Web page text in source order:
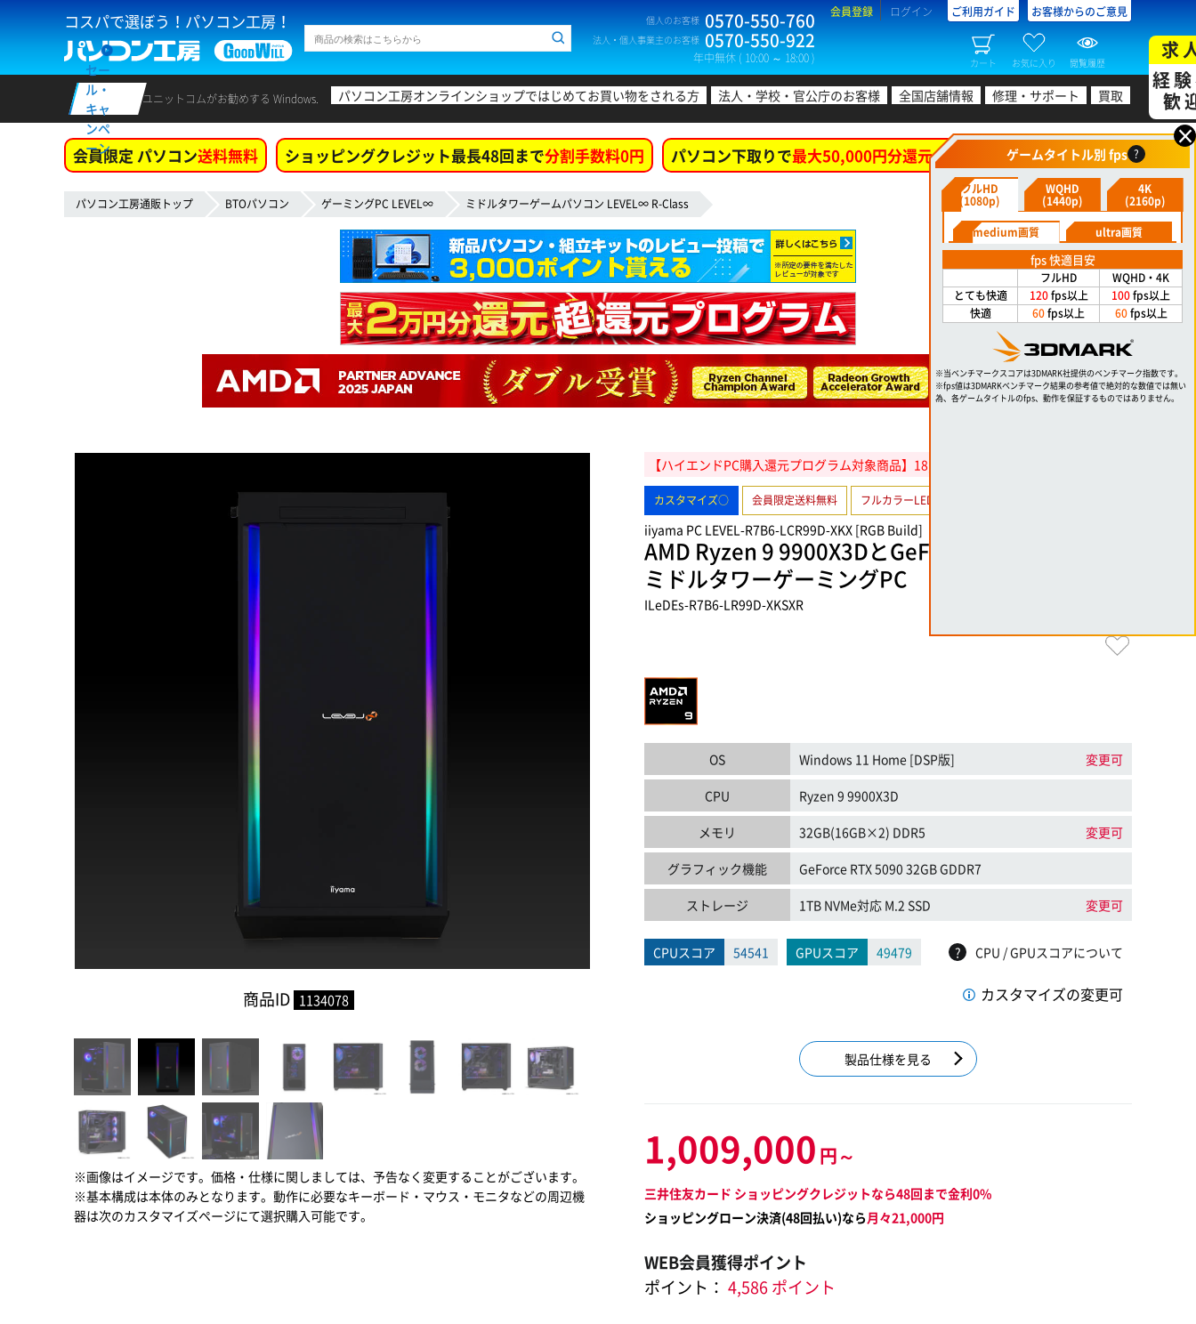
コスパで選ぼう！パソコン工房！ 個人のお客様 0570-550-760
法人・個人事業主のお客様 0570-550-922
年中無休 ( 10:00 ～ 18:00 )
会員登録 ログイン ご利用ガイド お客様からのご意見
カート お気に入り 閲覧履歴
セー
ル・
キャ
ンペ
ーン
ユニットコムがお勧めする Windows. パソコン工房オンラインショップではじめてお買い物をされる方 法人・学校・官公庁のお客様 全国店舗情報 修理・サポート 買取
求
経
歓
会員限定 パソコン送料無料 ショッピングクレジット最長48回まで分割手数料0円 パソコン下取りで最大50,000円分還元！
パソコン工房通販トップ BTOパソコン ゲーミングPC LEVEL∞ ミドルタワーゲームパソコン LEVEL∞ R-Class
商品ID 1134078
※画像はイメージです。価格・仕様に関しましては、予告なく変更することがございます。
※基本構成は本体のみとなります。動作に必要なキーボード・マウス・モニタなどの周辺機
器は次のカスタマイズページにて選択購入可能です。
【ハイエンドPC購入還元プログラム対象商品】18,000円分相当還元
カスタマイズ○ 会員限定送料無料 フルカラーLED
iiyama PC LEVEL-R7B6-LCR99D-XKX [RGB Build]
AMD Ryzen 9 9900X3DとGeForce RTX 5090搭載
ミドルタワーゲーミングPC
ILeDEs-R7B6-LR99D-XKSXR
OS Windows 11 Home [DSP版] 変更可
CPU Ryzen 9 9900X3D
メモリ 32GB(16GB×2) DDR5 変更可
グラフィック機能 GeForce RTX 5090 32GB GDDR7
ストレージ 1TB NVMe対応 M.2 SSD 変更可
CPUスコア 54541 GPUスコア 49479 ? CPU / GPUスコアについて
×
ゲームタイトル別 fps ?
フルHD
(1080p)
WQHD
(1440p)
4K
(2160p)
medium画質
ultra画質
fps 快適目安
フルHD
WQHD・4K
とても快適
120fps以上 100fps以上
快適
60fps以上 60fps以上
※当ベンチマークスコアは3DMARK社提供のベンチマーク指数です。
※fps値は3DMARKベンチマーク結果の参考値で絶対的な数値では無い
為、各ゲームタイトルのfps、動作を保証するものではありません。
カスタマイズの変更可
製品仕様を見る
1,009,000 円～
三井住友カード ショッピングクレジットなら48回まで金利0%
ショッピングローン決済(48回払い)なら月々21,000円
WEB会員獲得ポイント
ポイント： 4,586 ポイント